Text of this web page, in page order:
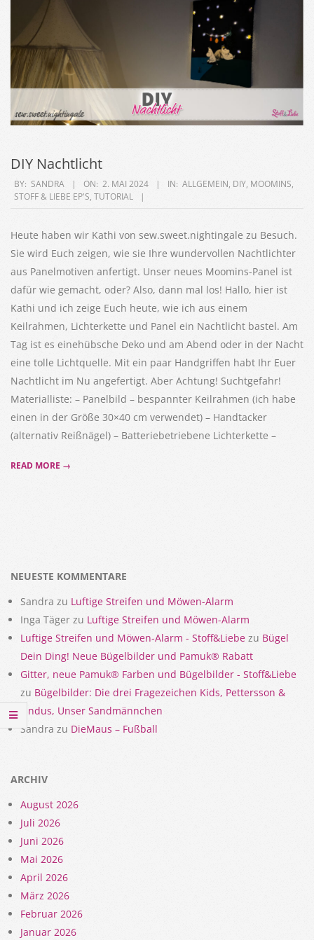
DIY Nachtlicht
2024-
05-
BY: SANDRA ON: 2. MAI 2024 IN: ALLGEMEIN, DIY, MOOMINS,
STOFF & LIEBE EP'S, TUTORIAL
Heute haben wir Kathi von sew.sweet.nightingale zu Besuch.
Sie wird Euch zeigen, wie sie Ihre wundervollen Nachtlichter
aus Panelmotiven anfertigt. Unser neues Moomins-Panel ist
dafür wie gemacht, oder? Also, dann mal los! Hallo, hier ist
Kathi und ich zeige Euch heute, wie ich aus einem
Keilrahmen, Lichterkette und Panel ein Nachtlicht bastel. Am
Tag ist es einehübsche Deko und am Abend oder in der Nacht
eine tolle Lichtquelle. Mit ein paar Handgriffen habt Ihr Euer
Nachtlicht im Nu angefertigt. Aber Achtung! Suchtgefahr!
Materialliste: – Panelbild – bespannter Keilrahmen (ich habe
einen in der Größe 30×40 cm verwendet) – Handtacker
(alternativ Reißnägel) – Batteriebetriebene Lichterkette –
READ MORE →
NEUESTE KOMMENTARE
Sandra zu Luftige Streifen und Möwen-Alarm
Inga Täger zu Luftige Streifen und Möwen-Alarm
Luftige Streifen und Möwen-Alarm - Stoff&Liebe zu Bügel
Dein Ding! Neue Bügelbilder und Pamuk® Rabatt
Gitter, neue Pamuk® Farben und Bügelbilder - Stoff&Liebe
zu Bügelbilder: Die drei Fragezeichen Kids, Pettersson &
Findus, Unser Sandmännchen
Sandra zu DieMaus – Fußball
ARCHIV
August 2026
Juli 2026
Juni 2026
Mai 2026
April 2026
März 2026
Februar 2026
Januar 2026